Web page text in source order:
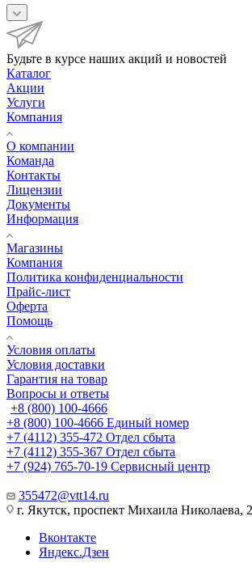
Будьте в курсе наших акций и новостей
Каталог
Акции
Услуги
Компания
О компании
Команда
Контакты
Лицензии
Документы
Информация
Магазины
Компания
Политика конфиденциальности
Прайс-лист
Оферта
Помощь
Условия оплаты
Условия доставки
Гарантия на товар
Вопросы и ответы
+8 (800) 100-4666
+8 (800) 100-4666 Единый номер
+7 (4112) 355-472 Отдел сбыта
+7 (4112) 355-367 Отдел сбыта
+7 (924) 765-70-19 Сервисный центр
355472@vtt14.ru
г. Якутск, проспект Михаила Николаева,
Вконтакте
Яндекс.Дзен